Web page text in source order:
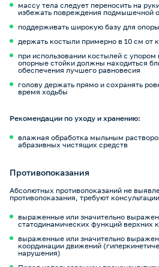
массу тела следует переносить на
избежать повреждения подмышечной
поддерживать широкую базу для
держать костыли примерно в 10 см от
при использовании костылей с
опорные стойки должны находиться
обеспечения лучшего равновесия
голову держать прямо и сохранять
время ходьбы
Рекомендации по уходу и хранению:
влажная обработка мыльным
абразивных чистящих средств
Противопоказания
Абсолютных противопоказаний не
противопоказания, требуют
выраженные или значительно
статодинамических функций верхних
выраженные или значительно
координации движений
нарушения)